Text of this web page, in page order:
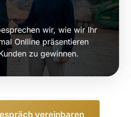
wir, wie wir
Onlline
zu gewinnen.
vereinbaren